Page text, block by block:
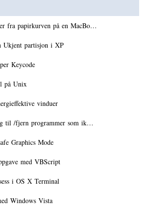
fra papirkurven på en MacBo…
Ukjent partisjon i XP
Keycode
på Unix
vinduer
til /fjern programmer som ik…
Graphics Mode
med VBScript
i OS X Terminal
Windows Vista